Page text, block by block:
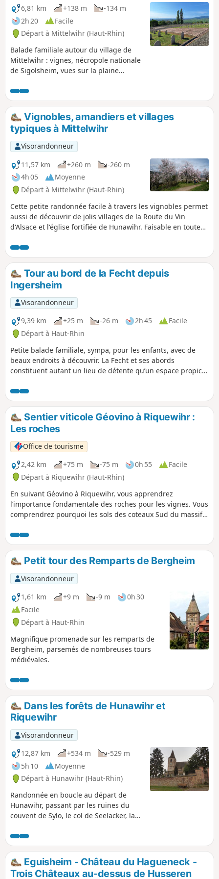
6,81 km
+138 m
-134 m
2h 20
Facile
Départ à Mittelwihr (Haut-Rhin)
Balade familiale autour du village de
Mittelwihr : vignes, nécropole nationale
de Sigolsheim, vues sur la plaine
pour finir par la surprenante colline aux
amandiers qui vaut à Mittelwihr son
surnom de "Midi de l'Alsace".
Vignobles, amandiers et villages
typiques à Mittelwihr
Visorandonneur
11,57 km
+260 m
-260 m
4h 05
Moyenne
Départ à Mittelwihr (Haut-Rhin)
Cette petite randonnée facile à travers les vignobles permet
aussi de découvrir de jolis villages de la Route du Vin
d'Alsace et l'église fortifiée de Hunawihr. Faisable en toute
les amandiers en fleurs. En automne, on profite des belles
couleurs de la saison.
Tour au bord de la Fecht depuis
Ingersheim
Visorandonneur
9,39 km
+25 m -26 m 2h 45
Facile
Départ à Haut-Rhin
Petite balade familiale, sympa, pour les enfants, avec de
beaux endroits à découvrir. La Fecht et ses abords
constituent autant un lieu de détente qu’un espace propice
qui, au fil du temps, a contribué à forger l’identité
communale. Des canards colverts aux hérons cendrés, en
passant par des poissons en tous genres, on peut, en effet,
rencontrer de nombreuses petites bêtes ! On peut même
apercevoir des castors !
Sentier viticole Géovino à Riquewihr :
Les roches
Office de tourisme
2,42 km
+75 m -75 m 0h 55
Facile
Départ à Riquewihr (Haut-Rhin)
En suivant Géovino à Riquewihr, vous apprendrez
l’importance fondamentale des roches pour les vignes. Vous
comprendrez pourquoi les sols des coteaux Sud du massif
roches, les sols et la vigne, jusqu’à leur influence sur l’arôme
des vins !
Petit tour des Remparts de Bergheim
Visorandonneur
1,61 km
+9 m -9 m
0h 30
Facile
Départ à Haut-Rhin
Magnifique promenade sur les remparts de
Bergheim, parsemés de nombreuses tours
médiévales.
Dans les forêts de Hunawihr et
Riquewihr
Visorandonneur
12,87 km
+534 m
-529 m
5h 10
Moyenne
Départ à Hunawihr (Haut-Rhin)
Randonnée en boucle au départ de
Hunawihr, passant par les ruines du
couvent de Sylo, le col de Seelacker, la
village de Riquewihr.Parcours
principalement en forêt, agrémenté par
la visite des deux villages bien typiques
que sont Hunawihr et Riquewihr.
Eguisheim - Château du Hagueneck -
Trois Châteaux au-dessus de Husseren